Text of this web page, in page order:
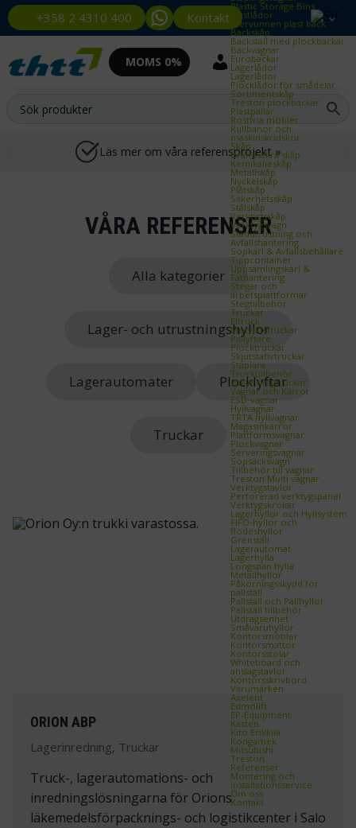
+358 2 4310 400 Kontakt
Plastic Storage Bins
Plastlådor
Återvunnen plast back
Backskåp
Backställ med plockbackar
Backvagnar
Eurobackar
Lagerlådor
Lagerlådor
Plocklådor för smådelar
Sortimentskåp
Treston plockbackar
Plastpallar
Rostfria möbler
Rullbanor och
maskinskridskor
Skåp
Brandsäkra skåp
Kemikalieskåp
Metallskåp
Nyckelskåp
Plåtskåp
Säkerhetsskåp
Stålskåp
Verktygsskåp
Verktygsvagn
Städutrustning och
Avfallshantering
Sopkärl & Avfallsbehållare
Tippcontainer
Uppsamlingskärl &
Fathantering
Stegar och
arbetsplattformar
Stegtillbehör
Truckar
Eltruck
Motviktstruckar
Pallyftare
Plocktruckar
Skjutstativtruckar
Staplare
Trucktillbehör
Zallys dragtruckar
Vagnar och Kärror
ESD‑vagnar
Hyllvagnar
TRTA hyllvagnar
Magasinkärror
Plattformsvagnar
Plockvagnar
Serveringsvagnar
Sopsäcksvagn
Tillbehör till vagnar
Treston Multi vagnar
Verktygstavlor
Perforerad verktygspanel
Verktygskrokar
Lagerhyllor och Hyllsystem
FIFO‑hyllor och
flödeshyllor
Grenställ
Lagerautomat
Lagerhylla
Longspan hylla
Metallhyllor
Påkörningsskydd för
pallställ
Pallställ och Pallhyllor
Pallställ tillbehör
Utdragsenhet
Småvaruhyllor
Kontorsmöbler
Kontorsmattor
Kontorsstolar
Whiteboard och
anslagstavlor
Kontorsskrivbord
Varumärken
Axelent
Edmolift
EP-Equipment
Kasten
Kito Erikkilä
Kongamek
Mitsubishi
Treston
Referenser
Montering och
installationsservice
Om oss
Kontakt
MOMS 0%
Läs mer om våra referensprojekt »
VÅRA REFERENSER
Alla kategorier
Lager- och utrustningshyllor
Lagerautomater Plocklyftar
Truckar
ORION ABP
Lagerinredning, Truckar
Truck-, lagerautomations- och
inredningslösningarna för Orions
läkemedelsförpacknings- och logistikcenter i Salo